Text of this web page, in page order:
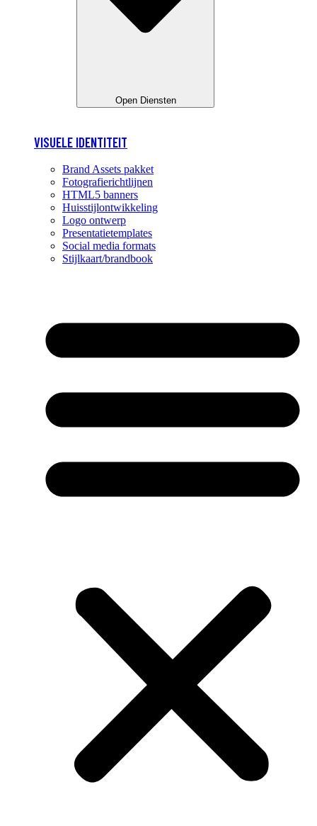
Open Diensten
VISUELE IDENTITEIT
Brand Assets pakket
Fotografierichtlijnen
HTML5 banners
Huisstijlontwikkeling
Logo ontwerp
Presentatietemplates
Social media formats
Stijlkaart/brandbook